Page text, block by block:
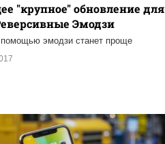
"крупное" обновление для
Эмодзи
эмодзи станет проще